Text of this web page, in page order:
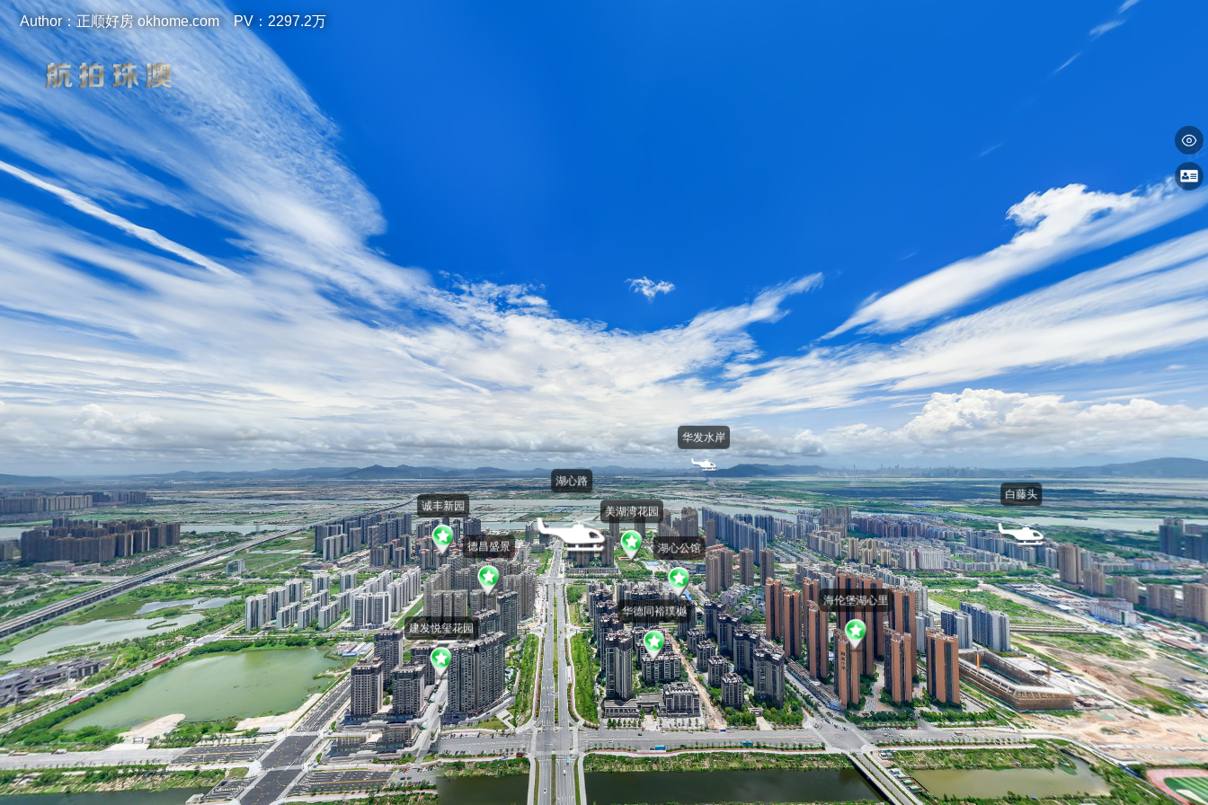
湖心路
白藤头
华发水岸
华德同裕璞樾
建发悦玺花园
德昌盛景
美湖湾花园
诚丰新园
海伦堡湖心里
湖心公馆
Author：正顺好房 okhome.com PV：2297.2万